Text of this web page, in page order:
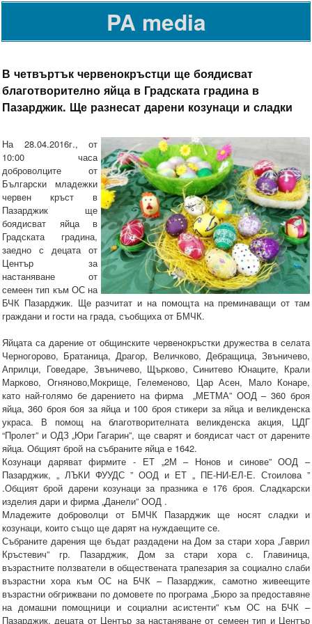
PA media
В четвъртък червенокръстци ще боядисват
благотворително яйца в Градската градина в
Пазарджик. Ще разнесат дарени козунаци и сладки
На 28.04.2016г., от
10:00 часа
доброволците от
Български младежки
червен кръст в
Пазарджик ще
боядисват яйца в
Градската градина,
заедно с децата от
Център за
настаняване от
семеен тип към ОС на
БЧК Пазарджик. Ще разчитат и на помощта на преминаващи от там
граждани и гости на града, съобщиха от БМЧК.
Яйцата са дарение от общинските червенокръстки дружества в селата
Черногорово, Братаница, Драгор, Величково, Дебращица, Звъничево,
Априлци, Говедаре, Звъничево, Щърково, Синитево Юнаците, Крали
Марково, Огняново,Мокрище, Гелеменово, Цар Асен, Мало Конаре,
като най-голямо бе дарението на фирма „МЕТМА” ООД – 360 броя
яйца, 360 броя боя за яйца и 100 броя стикери за яйца и великденска
украса. В помощ на благотворителната великденска акция, ЦДГ
“Пролет” и ОДЗ „Юри Гагарин”, ще сварят и боядисат част от дарените
яйца. Общият брой на събраните яйца е 1642.
Козунаци даряват фирмите - ЕТ „2М – Нонов и синове” ООД –
Пазарджик, „ ЛЪКИ ФУУДС ” ООД и ЕТ „ ПЕ-НИ-ЕЛ-Е. Стоилова ”
.Общият брой дарени козунаци за празника е 176 броя. Сладкарски
изделия дари и фирма „Данели” ООД .
Младежите доброволци от БМЧК Пазарджик ще носят сладки и
козунаци, които също ще дарят на нуждаещите се.
Събраните дарения ще бъдат раздадени на Дом за стари хора „Гаврил
Кръстевич” гр. Пазарджик, Дом за стари хора с. Главиница,
възрастните ползватели в обществената трапезария за социално слаби
възрастни хора към ОС на БЧК – Пазарджик, самотно живеещите
възрастни обгрижвани по домовете по програма „Бюро за предоставяне
на домашни помощници и социални асистенти” към ОС на БЧК –
Пазарджик, децата от Център за настаняване от семеен тип и Център